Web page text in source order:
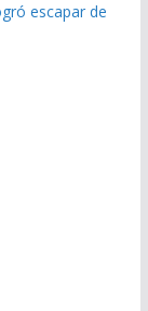
escapar de